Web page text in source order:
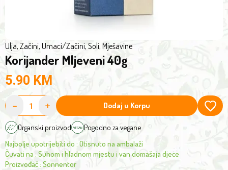
Ulja, Začini, Umaci/Začini, Soli, Mješavine
Korijander Mljeveni 40g
5.90 KM
- + Dodaj u Korpu
Organski proizvod Pogodno za vegane
Najbolje upotrijebiti do : Otisnuto na ambalaži
Čuvati na : Suhom i hladnom mjestu i van domašaja djece
Proizvođač: Sonnentor